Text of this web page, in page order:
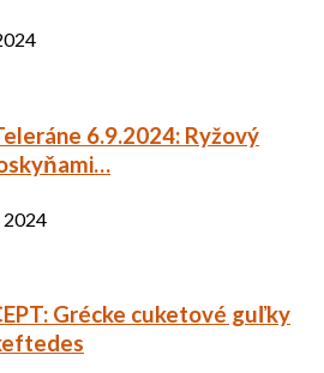
6.9.2024: Ryžový
2024
Grécke cuketové guľky